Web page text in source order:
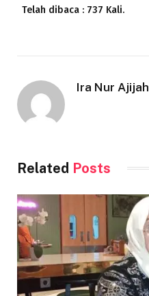
Telah dibaca : 737 Kali.
Ira Nur Ajijah
Related Posts